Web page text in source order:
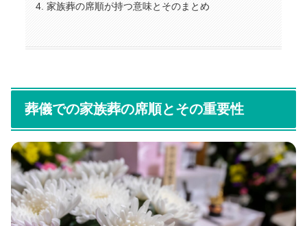
家族葬の席順が持つ意味とそのまとめ
葬儀での家族葬の席順とその重要性